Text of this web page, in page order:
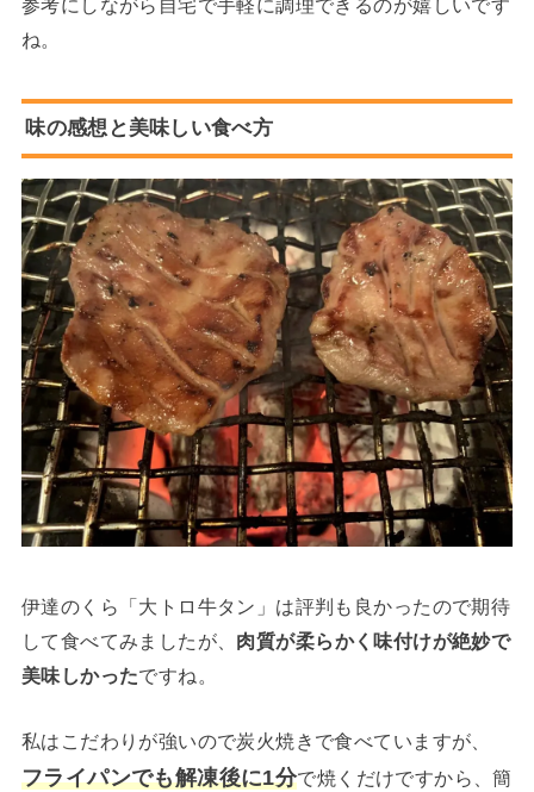
参考にしながら自宅で手軽に調理できるのが嬉しいです
ね。
味の感想と美味しい食べ方
伊達のくら「大トロ牛タン」は評判も良かったので期待
して食べてみましたが、 肉質が柔らかく味付けが絶妙で
美味しかったですね。
私はこだわりが強いので炭火焼きで食べていますが、
フライパンでも解凍後に1分で焼くだけですから、簡